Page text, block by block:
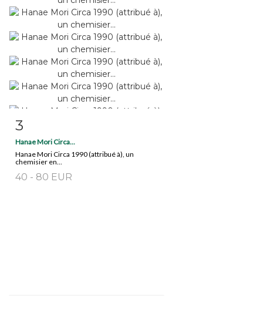
3
Hanae Mori Circa...
Hanae Mori Circa 1990 (attribué à), un
chemisier en...
40 - 80 EUR